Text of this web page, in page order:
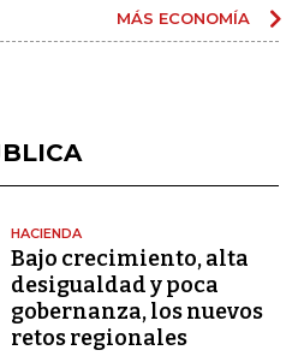
MÁS ECONOMÍA
HACIENDA
Bajo crecimiento, alta
desigualdad y poca
gobernanza, los nuevos
retos regionales